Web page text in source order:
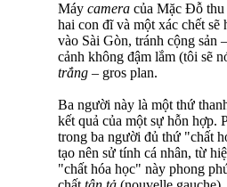
Máy camera của Mặc Đỗ thu
hai con đĩ và một xác chết sẽ
vào Sài Gòn, tránh cộng sản
cảnh không đậm lắm (tôi sẽ
trắng – gros plan.
Ba người này là một thứ
kết quả của một sự hỗn hợp.
trong ba người đủ thứ "chất
tạo nên sử tính cá nhân, từ
"chất hóa học" này phong